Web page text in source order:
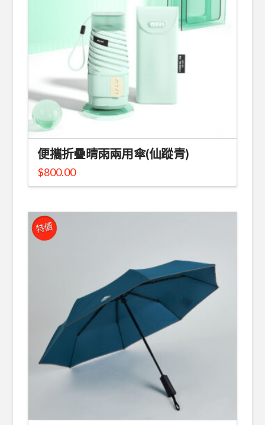
便攜折疊晴雨兩用傘(仙蹤青)
$800.00
特價